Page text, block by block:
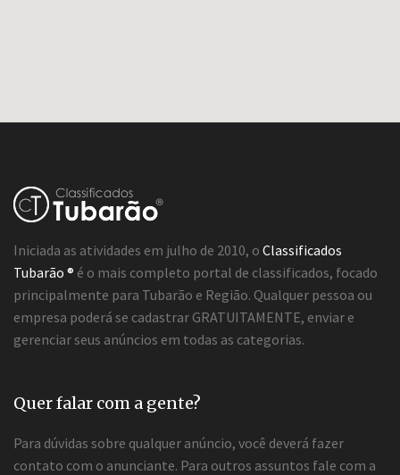
Iniciada as atividades em julho de 2010, o Classificados
Tubarão ® é o mais completo portal de classificados, focado
principalmente para Tubarão e Região. Qualquer pessoa ou
empresa poderá se cadastrar GRATUITAMENTE, enviar e
gerenciar seus anúncios em todas as categorias.
Quer falar com a gente?
Para dúvidas sobre qualquer anúncio, você deverá fazer
contato com o anunciante. Para outros assuntos fale com a